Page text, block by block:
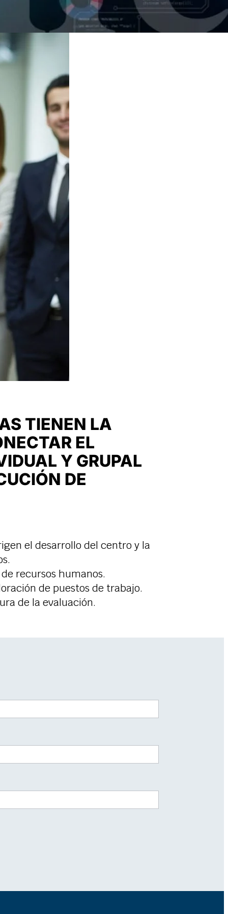
TIENEN LA
EL
Y GRUPAL
DE
el desarrollo del centro y la
recursos humanos.
de puestos de trabajo.
de la evaluación.